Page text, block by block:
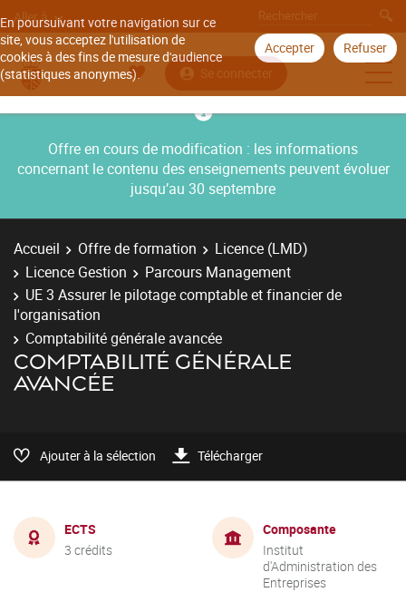
En poursuivant votre navigation sur ce
site, vous acceptez l'utilisation de
cookies à des fins de mesure d'audience
(statistiques anonymes).
Accepter Refuser
Aller à
Se connecter
Offre en cours de modification : les informations
concernant le contenu des enseignements peuvent évoluer
jusqu’au 30 septembre
Accueil Offre de formation
Licence (LMD)
Licence Gestion
Parcours Management
UE 3 Assurer le pilotage comptable et financier de
l'organisation
Comptabilité générale avancée
COMPTABILITÉ GÉNÉRALE
AVANCÉE
Ajouter à la sélection Télécharger
ECTS
3 crédits
Composante
Institut
d'Administration des
Entreprises